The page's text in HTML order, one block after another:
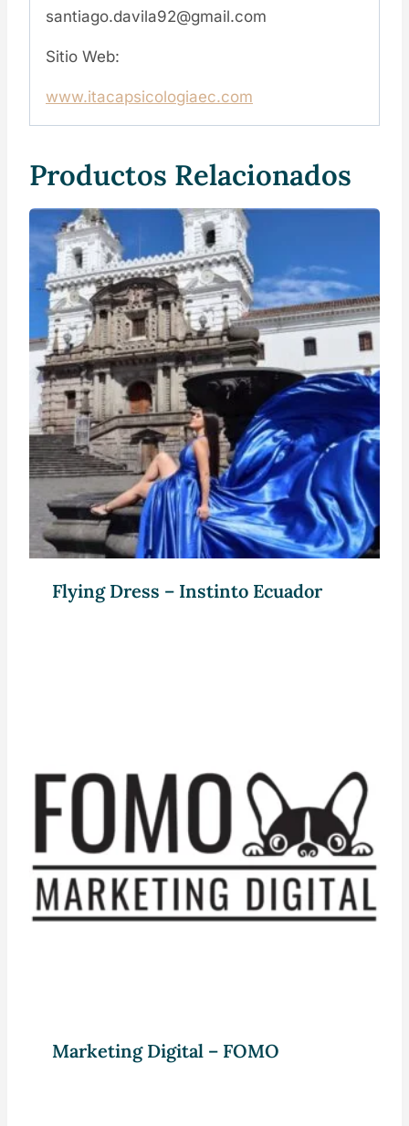
santiago.davila92@gmail.com
Sitio Web:
www.itacapsicologiaec.com
Productos Relacionados
Flying Dress – Instinto Ecuador
Marketing Digital – FOMO